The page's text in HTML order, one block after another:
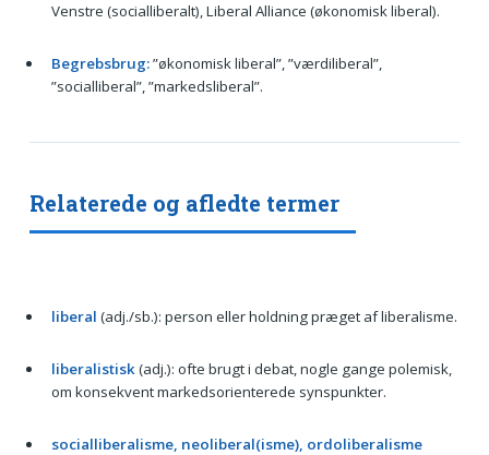
Venstre (socialliberalt), Liberal Alliance (økonomisk liberal).
Begrebsbrug:”økonomisk liberal”, ”værdiliberal”,
”socialliberal”, ”markedsliberal”.
Relaterede og afledte termer
liberal (adj./sb.): person eller holdning præget af liberalisme.
liberalistisk(adj.): ofte brugt i debat, nogle gange polemisk,
om konsekvent markedsorienterede synspunkter.
socialliberalisme, neoliberal(isme), ordoliberalisme